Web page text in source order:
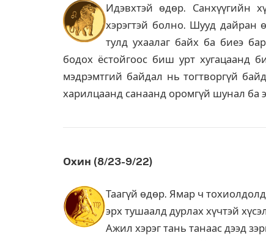
Идэвхтэй өдөр. Санхүүгийн
хэрэгтэй болно. Шууд дайран
тулд ухаалаг байх ба биеэ
бодох ёстойгоос биш урт хугацаанд
мэдрэмтгий байдал нь тогтворгүй
харилцаанд санаанд оромгүй шунал ба
Охин (8/23-9/22)
Таагүй өдөр. Ямар ч
эрх тушаалд дурлах хүчтэй
Ажил хэрэг тань танаас дээд